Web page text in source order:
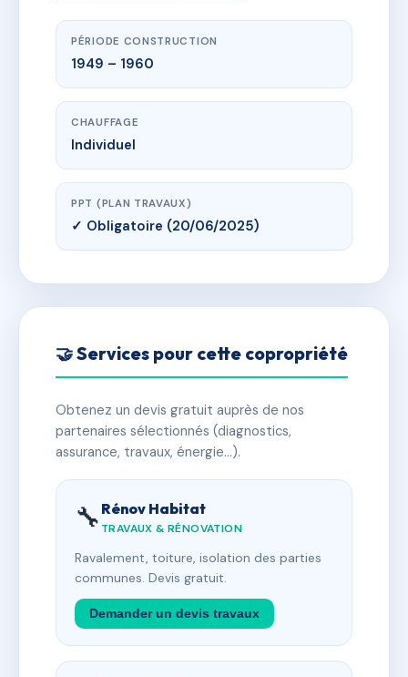
PÉRIODE CONSTRUCTION
1949 – 1960
CHAUFFAGE
Individuel
PPT (PLAN TRAVAUX)
✓ Obligatoire (20/06/2025)
🤝 Services pour cette copropriété
Obtenez un devis gratuit auprès de nos
partenaires sélectionnés (diagnostics,
assurance, travaux, énergie…).
🔧 Rénov Habitat
TRAVAUX & RÉNOVATION
Ravalement, toiture, isolation des parties
communes. Devis gratuit.
Demander un devis travaux